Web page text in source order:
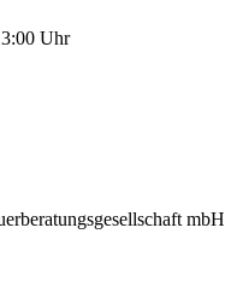
Uhr
mbH